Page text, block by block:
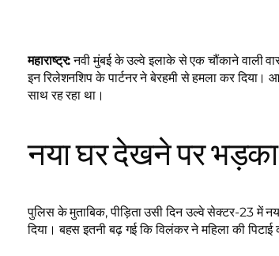
महाराष्ट्र:नवी मुंबई के उल्वे इलाके से एक चौंकाने वाली
इन रिलेशनशिप के पार्टनर ने बेरहमी से हमला कर
साथ रह रहा था।
नया घर देखने पर
पुलिस के मुताबिक, पीड़िता उसी दिन उल्वे सेक्टर-23 में
दिया। बहस इतनी बढ़ गई कि विलंकर ने महिला की पिटाई